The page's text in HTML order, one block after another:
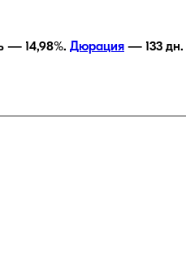
— 14,98%. Дюрация — 133 дн.